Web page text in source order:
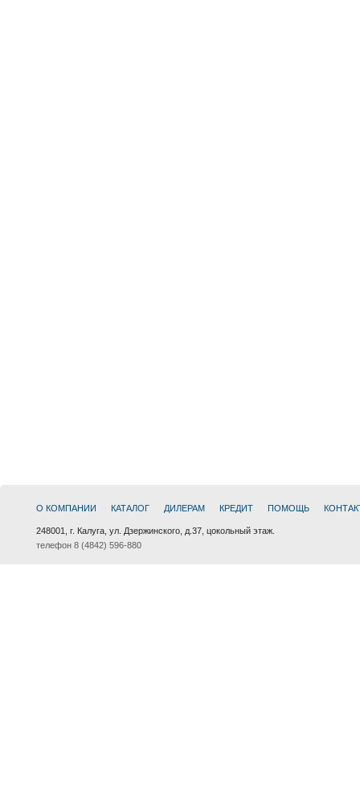
О КОМПАНИИ КАТАЛОГ ДИЛЕРАМ КРЕДИТ ПОМОЩЬ
248001, г. Калуга, ул. Дзержинского, д.37, цокольный этаж.
телефон 8 (4842) 596-880